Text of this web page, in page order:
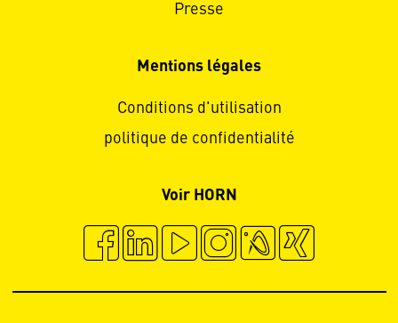
Presse
Mentions légales
Conditions d'utilisation
politique de confidentialité
Voir HORN